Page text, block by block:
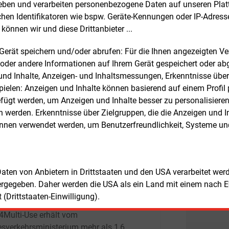
und verarbeiten personenbezogene Daten auf unseren
Identifikatoren wie bspw. Geräte-Kennungen oder IP-
wir und diese Drittanbieter ...
speichern und/oder abrufen: Für die Ihnen angezeigten
andere Informationen auf Ihrem Gerät gespeichert oder
Inhalte, Anzeigen- und Inhaltsmessungen, Erkenntnisse
Anzeigen und Inhalte können basierend auf einem Profil
werden, um Anzeigen und Inhalte besser zu
werden. Erkenntnisse über Zielgruppen, die die Anzeigen und
verwendet werden, um Benutzerfreundlichkeit, Systeme
von Anbietern in Drittstaaten und den USA verarbeitet
Daher werden die USA als ein Land mit einem nach
(Drittstaaten-Einwilligung).
Ladepunkte erforderlich sind,
1,4 Millionen elektrischen Autos und
Nutzfahrzeugen das Laden zu
etwa vier Mal so hoch wie im
Bereich.
schließt das Projekt auf den Nutzen
Nutzung, zum Beispiel an
Die Forschenden haben
Berlin berechnet, dass
Use erhält vom
an
E&M
E&M
E&M